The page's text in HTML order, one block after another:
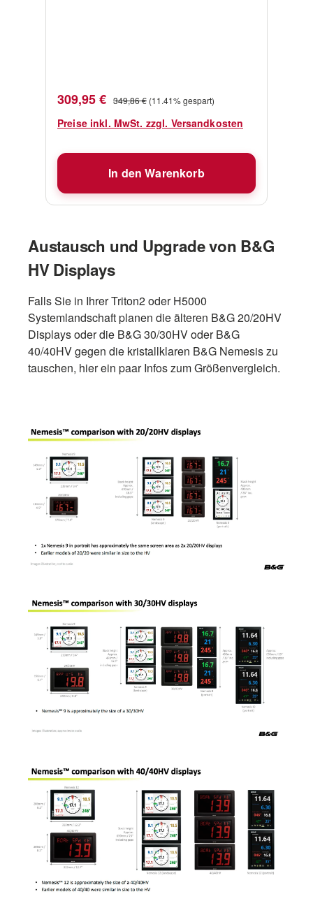
die Sie benötigen, um stets die richtige
Entscheidung zu treffen.
Verkaufspreis:
309,95 € Regulärer Preis:
349,86 € (11.41% gespart)
Preise inkl. MwSt. zzgl. Versandkosten
In den Warenkorb
Austausch und Upgrade von B&G
HV Displays
Falls Sie in Ihrer Triton2 oder H5000
Systemlandschaft planen die älteren B&G 20/20HV
Displays oder die B&G 30/30HV oder B&G
40/40HV gegen die kristallklaren B&G Nemesis zu
tauschen, hier ein paar Infos zum Größenvergleich.